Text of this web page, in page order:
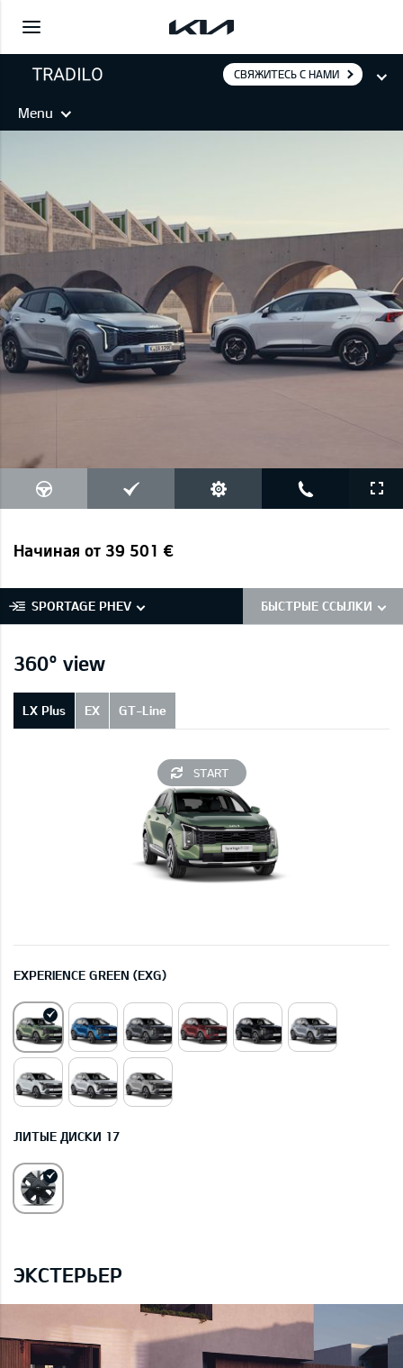
СВЯЖИТЕСЬ С НАМИ
Menu
Начиная от 39 501 €
SPORTAGE PHEV БЫСТРЫЕ ССЫЛКИ
360° view
LX Plus EX GT-Line
START
EXPERIENCE GREEN (EXG)
ЛИТЫЕ ДИСКИ 17
ЭКСТЕРЬЕР